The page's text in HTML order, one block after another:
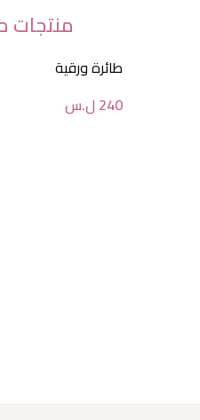
منتجات
طائرة ورقية
240 ل.س